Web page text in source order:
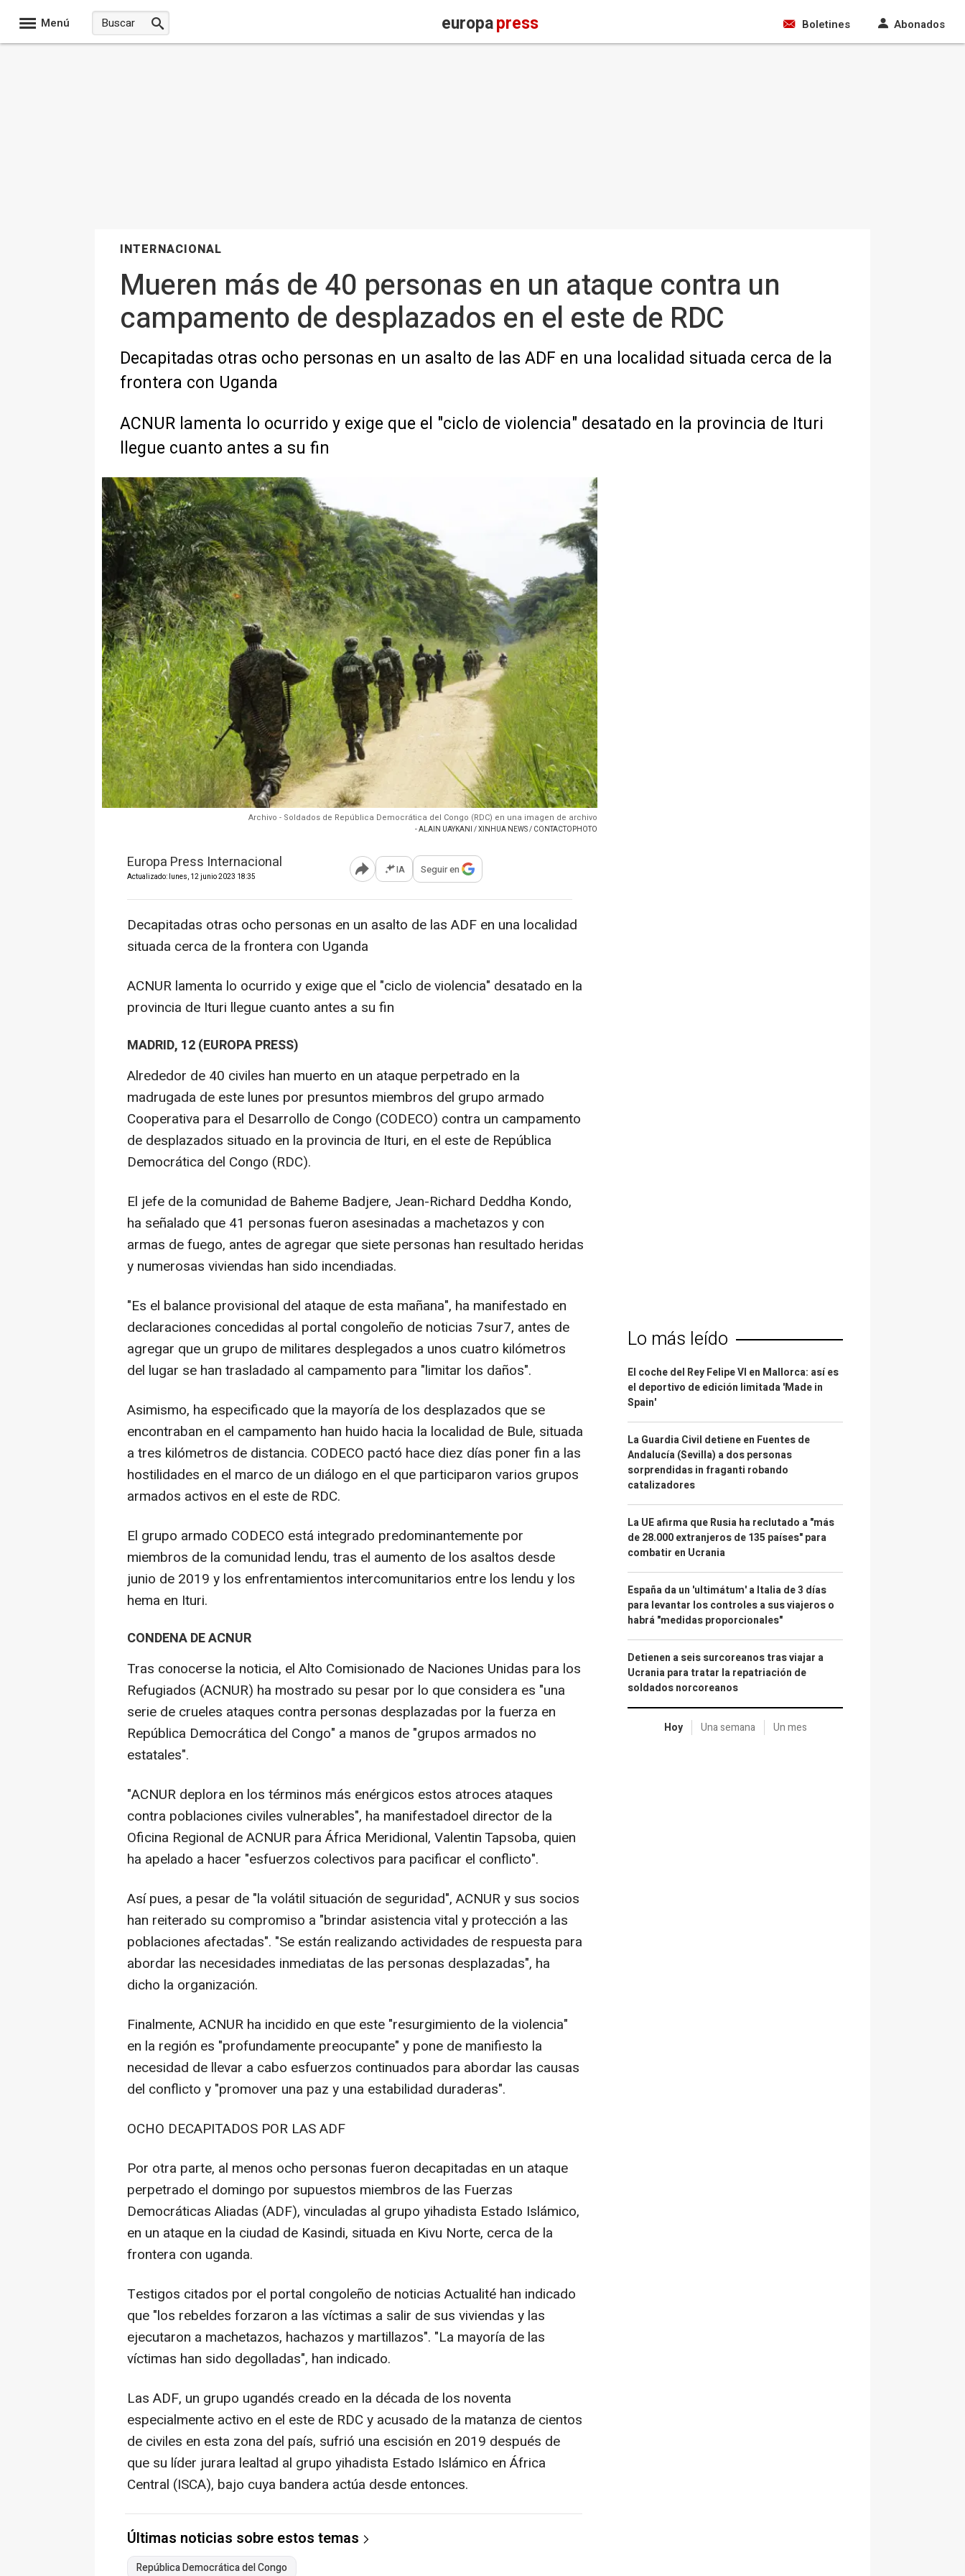
Menú europapress Boletines Abonados
INTERNACIONAL
Mueren más de 40 personas en un ataque contra un
campamento de desplazados en el este de RDC
Decapitadas otras ocho personas en un asalto de las ADF en una localidad situada cerca de la
frontera con Uganda
ACNUR lamenta lo ocurrido y exige que el "ciclo de violencia" desatado en la provincia de Ituri
llegue cuanto antes a su fin
Archivo - Soldados de República Democrática del Congo (RDC) en una imagen de archivo
- ALAIN UAYKANI / XINHUA NEWS / CONTACTOPHOTO
Europa Press Internacional
Actualizado: lunes, 12 junio 2023 18:35 Abrir opciones para compartir
IA Seguir en
Decapitadas otras ocho personas en un asalto de las ADF en una localidad
situada cerca de la frontera con Uganda
ACNUR lamenta lo ocurrido y exige que el "ciclo de violencia" desatado en la
provincia de Ituri llegue cuanto antes a su fin
MADRID, 12 (EUROPA PRESS)
Alrededor de 40 civiles han muerto en un ataque perpetrado en la
madrugada de este lunes por presuntos miembros del grupo armado
Cooperativa para el Desarrollo de Congo (CODECO) contra un campamento
de desplazados situado en la provincia de Ituri, en el este de República
Democrática del Congo (RDC).
El jefe de la comunidad de Baheme Badjere, Jean-Richard Deddha Kondo,
ha señalado que 41 personas fueron asesinadas a machetazos y con
armas de fuego, antes de agregar que siete personas han resultado heridas
y numerosas viviendas han sido incendiadas.
"Es el balance provisional del ataque de esta mañana", ha manifestado en
declaraciones concedidas al portal congoleño de noticias 7sur7, antes de
agregar que un grupo de militares desplegados a unos cuatro kilómetros
del lugar se han trasladado al campamento para "limitar los daños".
Asimismo, ha especificado que la mayoría de los desplazados que se
encontraban en el campamento han huido hacia la localidad de Bule, situada
a tres kilómetros de distancia. CODECO pactó hace diez días poner fin a las
hostilidades en el marco de un diálogo en el que participaron varios grupos
armados activos en el este de RDC.
El grupo armado CODECO está integrado predominantemente por
miembros de la comunidad lendu, tras el aumento de los asaltos desde
junio de 2019 y los enfrentamientos intercomunitarios entre los lendu y los
hema en Ituri.
CONDENA DE ACNUR
Tras conocerse la noticia, el Alto Comisionado de Naciones Unidas para los
Refugiados (ACNUR) ha mostrado su pesar por lo que considera es "una
serie de crueles ataques contra personas desplazadas por la fuerza en
República Democrática del Congo" a manos de "grupos armados no
estatales".
"ACNUR deplora en los términos más enérgicos estos atroces ataques
contra poblaciones civiles vulnerables", ha manifestadoel director de la
Oficina Regional de ACNUR para África Meridional, Valentin Tapsoba, quien
ha apelado a hacer "esfuerzos colectivos para pacificar el conflicto".
Así pues, a pesar de "la volátil situación de seguridad", ACNUR y sus socios
han reiterado su compromiso a "brindar asistencia vital y protección a las
poblaciones afectadas". "Se están realizando actividades de respuesta para
abordar las necesidades inmediatas de las personas desplazadas", ha
dicho la organización.
Finalmente, ACNUR ha incidido en que este "resurgimiento de la violencia"
en la región es "profundamente preocupante" y pone de manifiesto la
necesidad de llevar a cabo esfuerzos continuados para abordar las causas
del conflicto y "promover una paz y una estabilidad duraderas".
OCHO DECAPITADOS POR LAS ADF
Por otra parte, al menos ocho personas fueron decapitadas en un ataque
perpetrado el domingo por supuestos miembros de las Fuerzas
Democráticas Aliadas (ADF), vinculadas al grupo yihadista Estado Islámico,
en un ataque en la ciudad de Kasindi, situada en Kivu Norte, cerca de la
frontera con uganda.
Testigos citados por el portal congoleño de noticias Actualité han indicado
que "los rebeldes forzaron a las víctimas a salir de sus viviendas y las
ejecutaron a machetazos, hachazos y martillazos". "La mayoría de las
víctimas han sido degolladas", han indicado.
Las ADF, un grupo ugandés creado en la década de los noventa
especialmente activo en el este de RDC y acusado de la matanza de cientos
de civiles en esta zona del país, sufrió una escisión en 2019 después de
que su líder jurara lealtad al grupo yihadista Estado Islámico en África
Central (ISCA), bajo cuya bandera actúa desde entonces.
Últimas noticias sobre estos temas
República Democrática del Congo
Lo más leído
El coche del Rey Felipe VI en Mallorca: así es
el deportivo de edición limitada 'Made in
Spain'
La Guardia Civil detiene en Fuentes de
Andalucía (Sevilla) a dos personas
sorprendidas in fraganti robando
catalizadores
La UE afirma que Rusia ha reclutado a "más
de 28.000 extranjeros de 135 países" para
combatir en Ucrania
España da un 'ultimátum' a Italia de 3 días
para levantar los controles a sus viajeros o
habrá "medidas proporcionales"
Detienen a seis surcoreanos tras viajar a
Ucrania para tratar la repatriación de
soldados norcoreanos
Hoy Una semana Un mes